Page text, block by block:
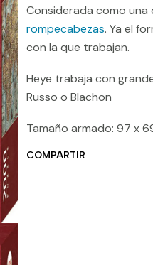
Considerada como
rompecabezas. Ya el
con la que trabajan.
Heye trabaja con
Russo o Blachon
Tamaño armado: 97 x
COMPARTIR